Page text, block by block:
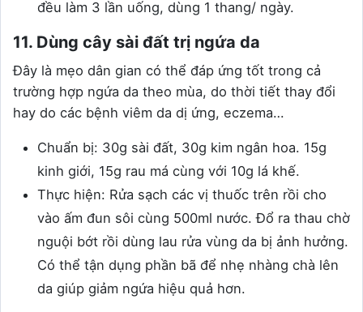
đều làm 3 lần uống, dùng 1 thang/ ngày.
11. Dùng cây sài đất trị ngứa da
Đây là mẹo dân gian có thể đáp ứng tốt trong cả
trường hợp ngứa da theo mùa, do thời tiết thay đổi
hay do các bệnh viêm da dị ứng, eczema…
Chuẩn bị: 30g sài đất, 30g kim ngân hoa. 15g
kinh giới, 15g rau má cùng với 10g lá khế.
Thực hiện: Rửa sạch các vị thuốc trên rồi cho
vào ấm đun sôi cùng 500ml nước. Đổ ra thau chờ
nguội bớt rồi dùng lau rửa vùng da bị ảnh hưởng.
Có thể tận dụng phần bã để nhẹ nhàng chà lên
da giúp giảm ngứa hiệu quả hơn.